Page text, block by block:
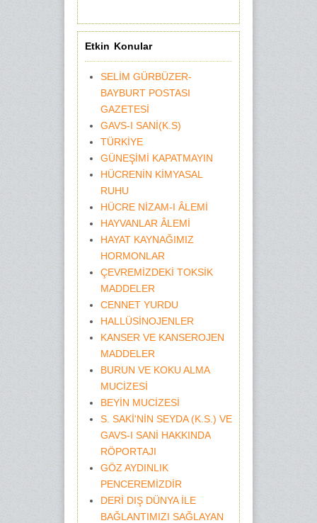
Etkin Konular
SELİM GÜRBÜZER-
BAYBURT POSTASI
GAZETESİ
GAVS-I SANİ(K.S)
TÜRKİYE
GÜNEŞİMİ KAPATMAYIN
HÜCRENİN KİMYASAL
RUHU
HÜCRE NİZAM-I ÂLEMİ
HAYVANLAR ÂLEMİ
HAYAT KAYNAĞIMIZ
HORMONLAR
ÇEVREMİZDEKİ TOKSİK
MADDELER
CENNET YURDU
HALLÜSİNOJENLER
KANSER VE KANSEROJEN
MADDELER
BURUN VE KOKU ALMA
MUCİZESİ
BEYİN MUCİZESİ
S. SAKİ'NİN SEYDA (K.S.) VE
GAVS-I SANİ HAKKINDA
RÖPORTAJI
GÖZ AYDINLIK
PENCEREMİZDİR
DERİ DIŞ DÜNYA İLE
BAĞLANTIMIZI SAĞLAYAN